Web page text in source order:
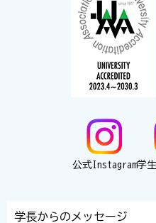
公式Instagram学
学長からのメッセージ